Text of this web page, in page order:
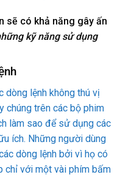
sẽ có khả năng gây ấn
kỹ năng sử dụng
lệnh không thú vị
chúng trên các bộ phim
làm sao để sử dụng các
ích. Những người dùng
dòng lệnh bởi vì họ có
chỉ với một vài phím bấm